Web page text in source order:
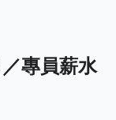
專員薪水